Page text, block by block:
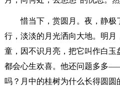
惜当下，赏圆月。夜，静极
行，淡淡的月光洒向大地。明月
童，因不识月亮，把它叫作白玉
都会心生欢喜。他还问题多多
吗？月中的桂树为什么长得圆